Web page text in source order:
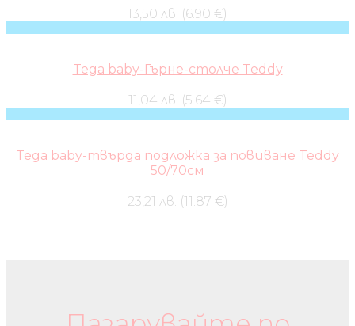
13,50 лв. (6.90 €)
Tega baby-Гърне-столче Teddy
11,04 лв. (5.64 €)
Tega baby-твърда подложка за повиване Teddy
50/70см
23,21 лв. (11.87 €)